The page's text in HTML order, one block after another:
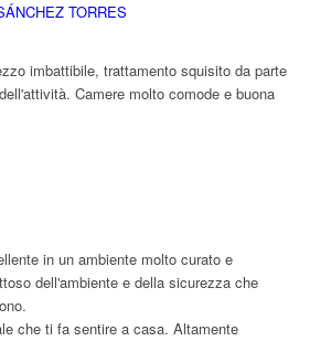
TORRES
imbattibile, trattamento squisito da parte
Camere molto comode e buona
in un ambiente molto curato e
dell'ambiente e della sicurezza che
che ti fa sentire a casa. Altamente